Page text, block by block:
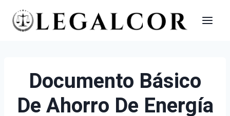
Saltar
Documento Básico
De Ahorro De Energía